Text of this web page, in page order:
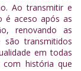
Ao transmitir e
é aceso após as
renovando as
são transmitidos
em todas
história que